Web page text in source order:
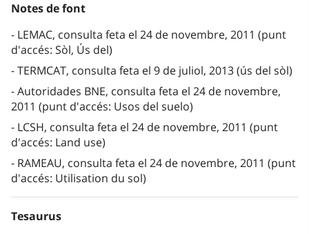
Notes de font
LEMAC, consulta feta el 24 de novembre, 2011 (punt
d'accés: Sòl, Ús del)
TERMCAT, consulta feta el 9 de juliol, 2013 (ús del sòl)
Autoridades BNE, consulta feta el 24 de novembre,
2011 (punt d'accés: Usos del suelo)
LCSH, consulta feta el 24 de novembre, 2011 (punt
d'accés: Land use)
RAMEAU, consulta feta el 24 de novembre, 2011 (punt
d'accés: Utilisation du sol)
Tesaurus